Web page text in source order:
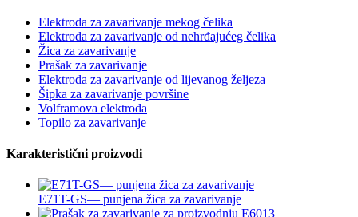
Elektroda za zavarivanje mekog čelika
Elektroda za zavarivanje od nehrđajućeg čelika
Žica za zavarivanje
Prašak za zavarivanje
Elektroda za zavarivanje od lijevanog željeza
Šipka za zavarivanje površine
Volframova elektroda
Topilo za zavarivanje
Karakteristični proizvodi
E71T-GS— punjena žica za zavarivanje